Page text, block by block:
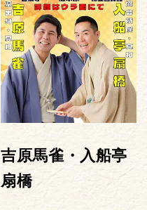
吉原馬雀・入船亭
扇橋